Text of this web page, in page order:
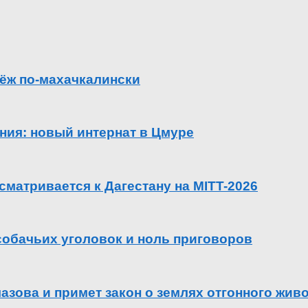
по-махачкалински
новый интернат в Цмуре
к Дагестану на MITT-2026
уголовок и ноль приговоров
и примет закон о землях отгонного